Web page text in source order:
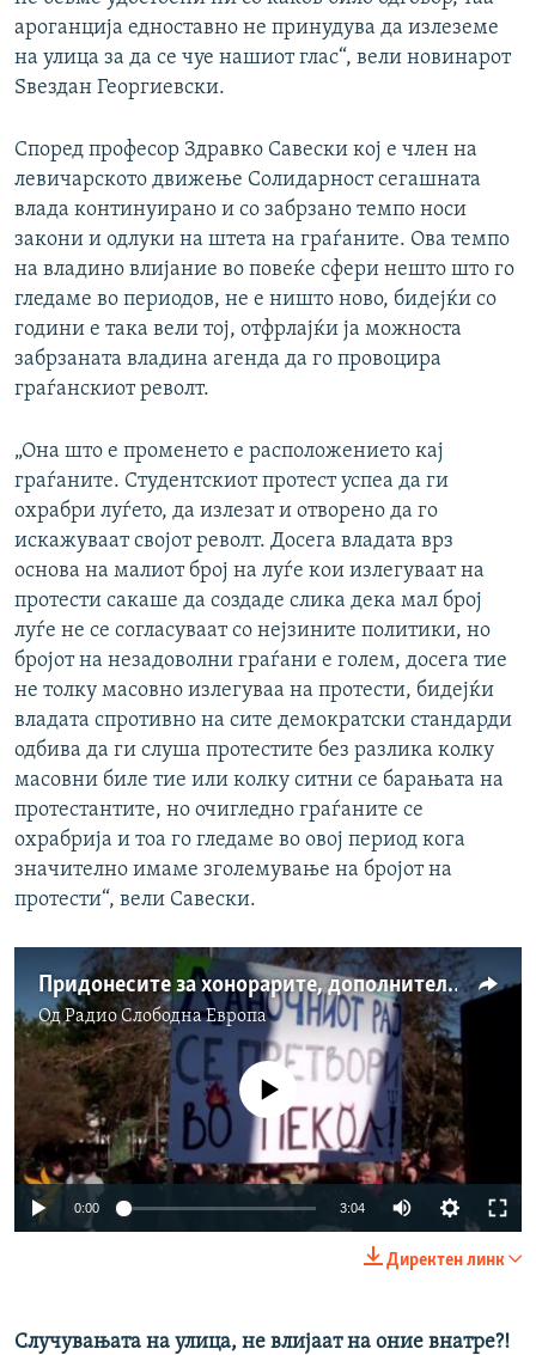
ароганција едноставно не принудува да излеземе
на улица за да се чуе нашиот глас“, вели новинарот
Ѕвездан Георгиевски.
Според професор Здравко Савески кој е член на
левичарското движење Солидарност сегашната
влада континуирано и со забрзано темпо носи
закони и одлуки на штета на граѓаните. Ова темпо
на владино влијание во повеќе сфери нешто што го
гледаме во периодов, не е ништо ново, бидејќи со
години е така вели тој, отфрлајќи ја можноста
забрзаната владина агенда да го провоцира
граѓанскиот револт.
„Она што е променето е расположението кај
граѓаните. Студентскиот протест успеа да ги
охрабри луѓето, да излезат и отворено да го
искажуваат својот револт. Досега владата врз
основа на малиот број на луѓе кои излегуваат на
протести сакаше да создаде слика дека мал број
луѓе не се согласуваат со нејзините политики, но
бројот на незадоволни граѓани е голем, досега тие
не толку масовно излегуваа на протести, бидејќи
владата спротивно на сите демократски стандарди
одбива да ги слуша протестите без разлика колку
масовни биле тие или колку ситни се барањата на
протестантите, но очигледно граѓаните се
охрабрија и тоа го гледаме во овој период кога
значително имаме зголемување на бројот на
протести“, вели Савески.
Придонесите за хонорарите, дополнително осиромашување
ОдРадио Слободна Eвропа
No media source currently available
0:00 3:04
Директен линк
Случувањата на улица, не влијаат на оние внатре?!